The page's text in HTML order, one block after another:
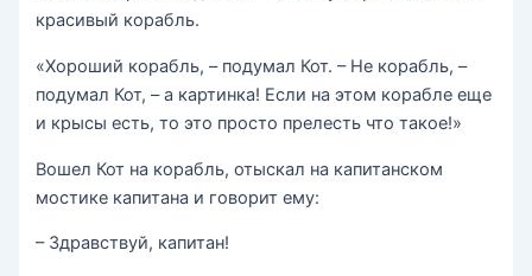
красивый корабль.
«Хороший корабль, – подумал Кот. – Не корабль, –
подумал Кот, – а картинка! Если на этом корабле еще
и крысы есть, то это просто прелесть что такое!»
Вошел Кот на корабль, отыскал на капитанском
мостике капитана и говорит ему:
– Здравствуй, капитан!